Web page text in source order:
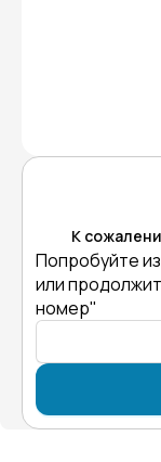
К
Попробуйте
или
номер"